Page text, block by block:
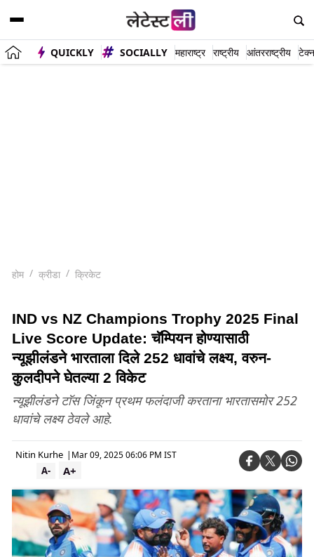
QUICKLY SOCIALLY महाराष्ट्र राष्ट्रीय आंतरराष्ट्रीय
होम क्रीडा क्रिकेट
IND vs NZ Champions Trophy 2025 Final
Live Score Update: चॅम्पियन होण्यासाठी
न्यूझीलंडने भारताला दिले 252 धावांचे लक्ष्य, वरुन-
कुलदीपने घेतल्या 2 विकेट
न्यूझीलंडने टाॅस जिंकून प्रथम फलंदाजी करताना भारतासमोर 252
धावांचे लक्ष्य ठेवले आहे.
Nitin Kurhe | Mar 09, 2025 06:06 PM IST
A+
A-